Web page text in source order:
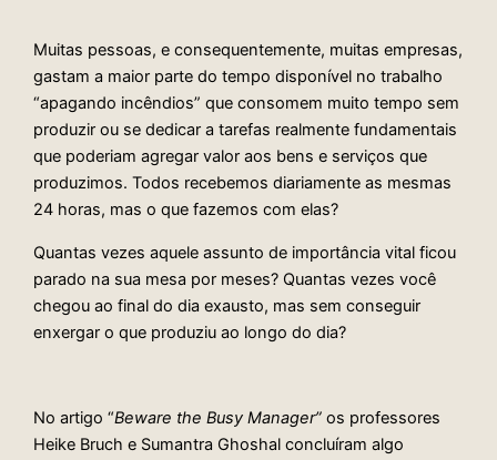
Muitas pessoas, e consequentemente, muitas empresas,
gastam a maior parte do tempo disponível no trabalho
“apagando incêndios” que consomem muito tempo sem
produzir ou se dedicar a tarefas realmente fundamentais
que poderiam agregar valor aos bens e serviços que
produzimos. Todos recebemos diariamente as mesmas
24 horas, mas o que fazemos com elas?
Quantas vezes aquele assunto de importância vital ficou
parado na sua mesa por meses? Quantas vezes você
chegou ao final do dia exausto, mas sem conseguir
enxergar o que produziu ao longo do dia?
No artigo “Beware the Busy Manager”os professores
Heike Bruch e Sumantra Ghoshal concluíram algo